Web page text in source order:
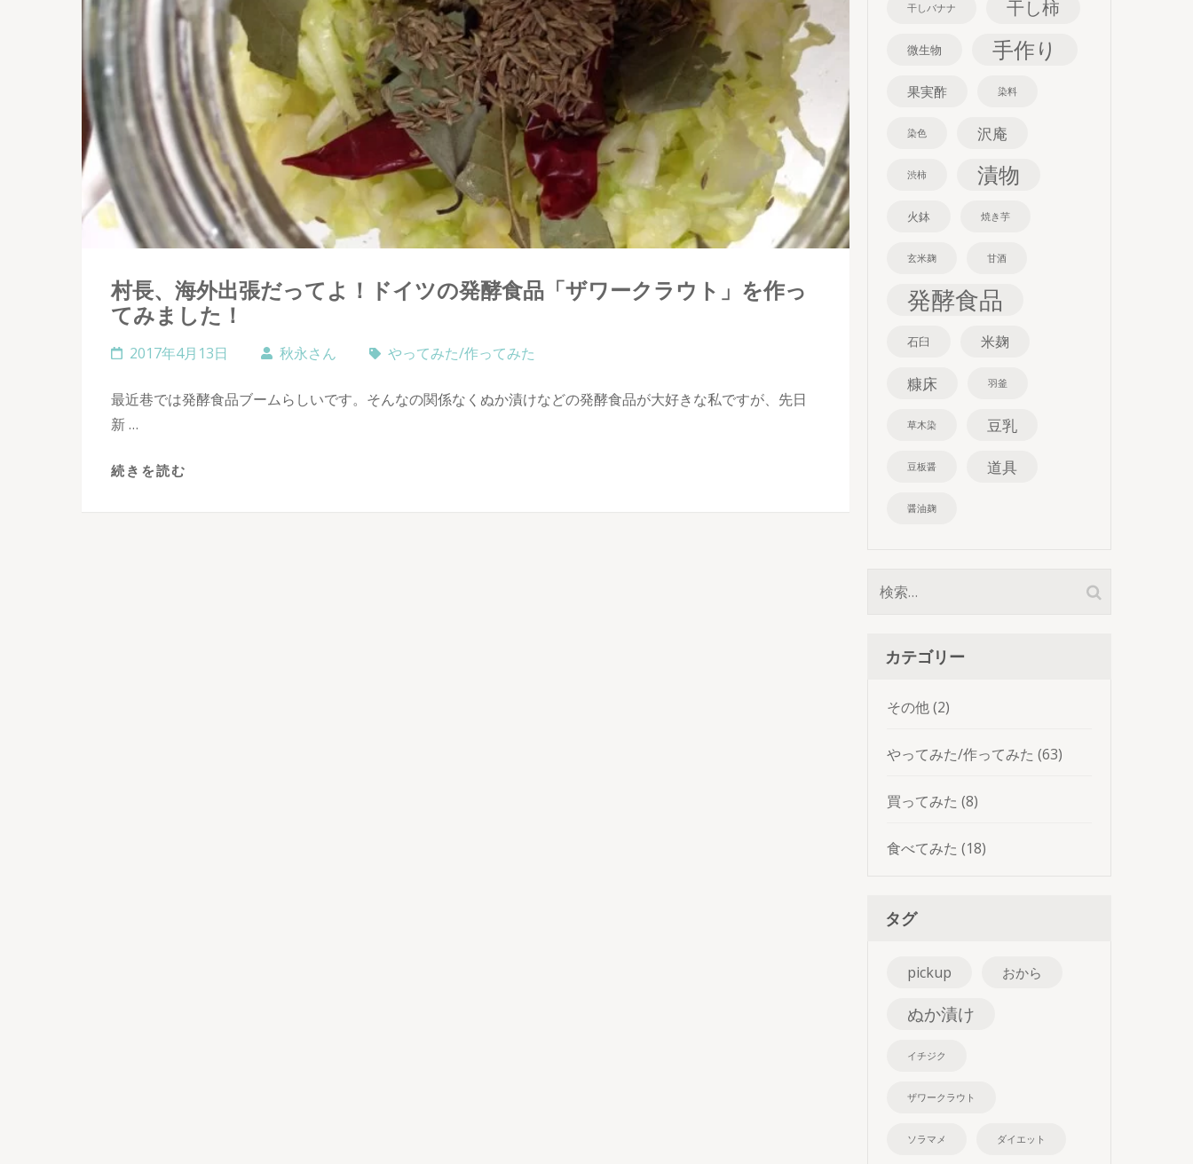
村長、海外出張だってよ！ドイツの発酵食品「ザワークラウト」を作っ
てみました！
2017年4月13日 秋永さん やってみた/作ってみた
最近巷では発酵食品ブームらしいです。そんなの関係なくぬか漬けなどの発酵食品が大好きな私ですが、先日
新 …
続きを読む
干しバナナ 干し柿
微生物 手作り
果実酢 染料
染色 沢庵
渋柿 漬物
火鉢 焼き芋
玄米麹 甘酒
発酵食品
石臼 米麹
糠床 羽釜
草木染 豆乳
豆板醤 道具
醤油麹
検
カテゴリー
その他(2)
やってみた/作ってみた (63)
買ってみた (8)
食べてみた (18)
タグ
pickup おから
ぬか漬け
イチジク
ザワークラウト
ソラマメ ダイエット